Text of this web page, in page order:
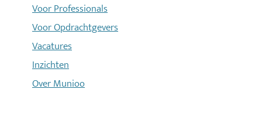
Voor Professionals
Voor Opdrachtgevers
Vacatures
Inzichten
Over Munioo